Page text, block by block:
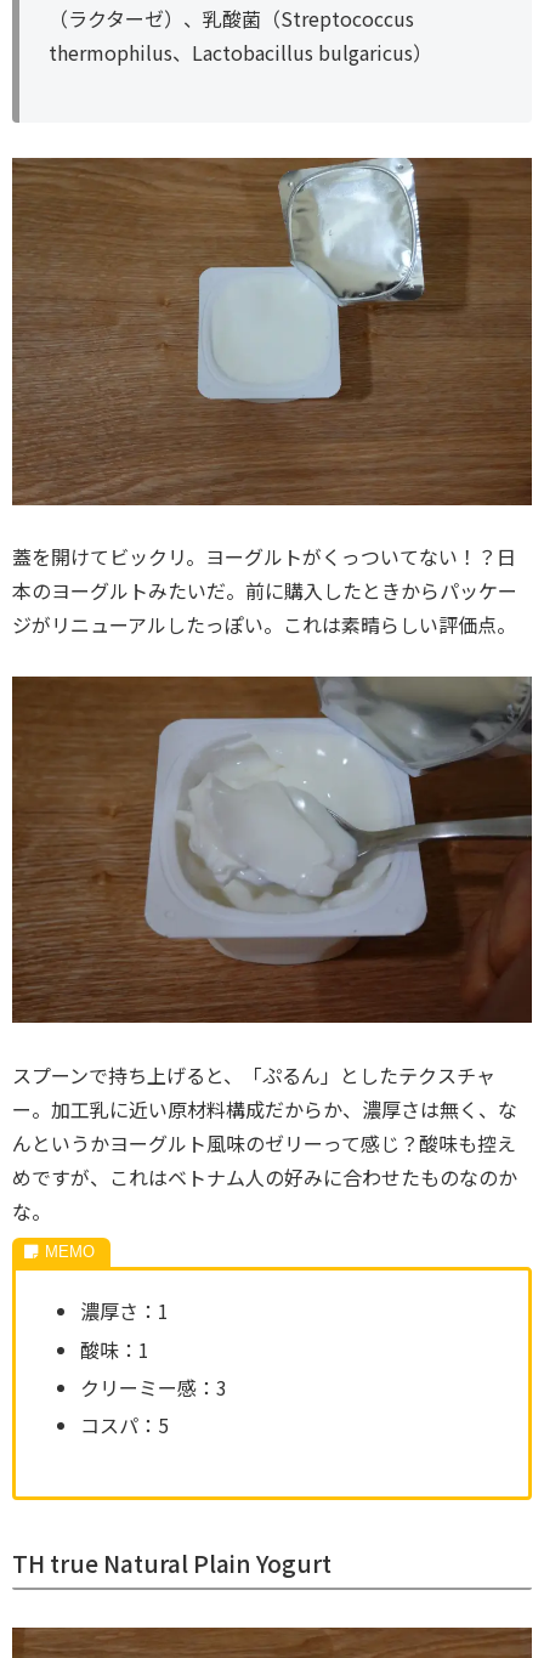
（ラクターゼ）、乳酸菌（Streptococcus
thermophilus、Lactobacillus bulgaricus）
蓋を開けてビックリ。ヨーグルトがくっついてない！？日
本のヨーグルトみたいだ。前に購入したときからパッケー
ジがリニューアルしたっぽい。これは素晴らしい評価点。
スプーンで持ち上げると、「ぷるん」としたテクスチャ
ー。加工乳に近い原材料構成だからか、濃厚さは無く、な
んというかヨーグルト風味のゼリーって感じ？酸味も控え
めですが、これはベトナム人の好みに合わせたものなのか
な。
濃厚さ：1
酸味：1
クリーミー感：3
コスパ：5
TH true Natural Plain Yogurt